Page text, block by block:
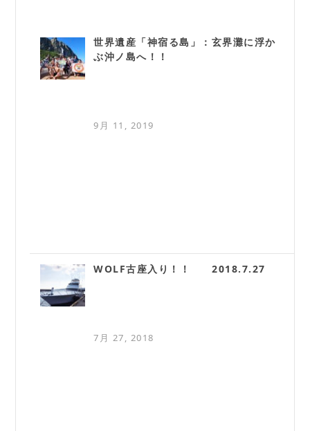
世界遺産「神宿る島」：玄界灘に浮か
ぶ沖ノ島へ！！
9月 11, 2019
WOLF古座入り！！ 2018.7.27
7月 27, 2018